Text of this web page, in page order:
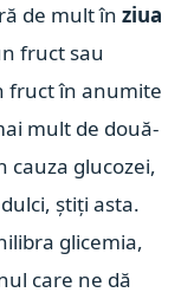
de mult înziua
fruct sau
fruct în anumite
mult de două-
cauza glucozei,
știți asta.
glicemia,
care ne dă